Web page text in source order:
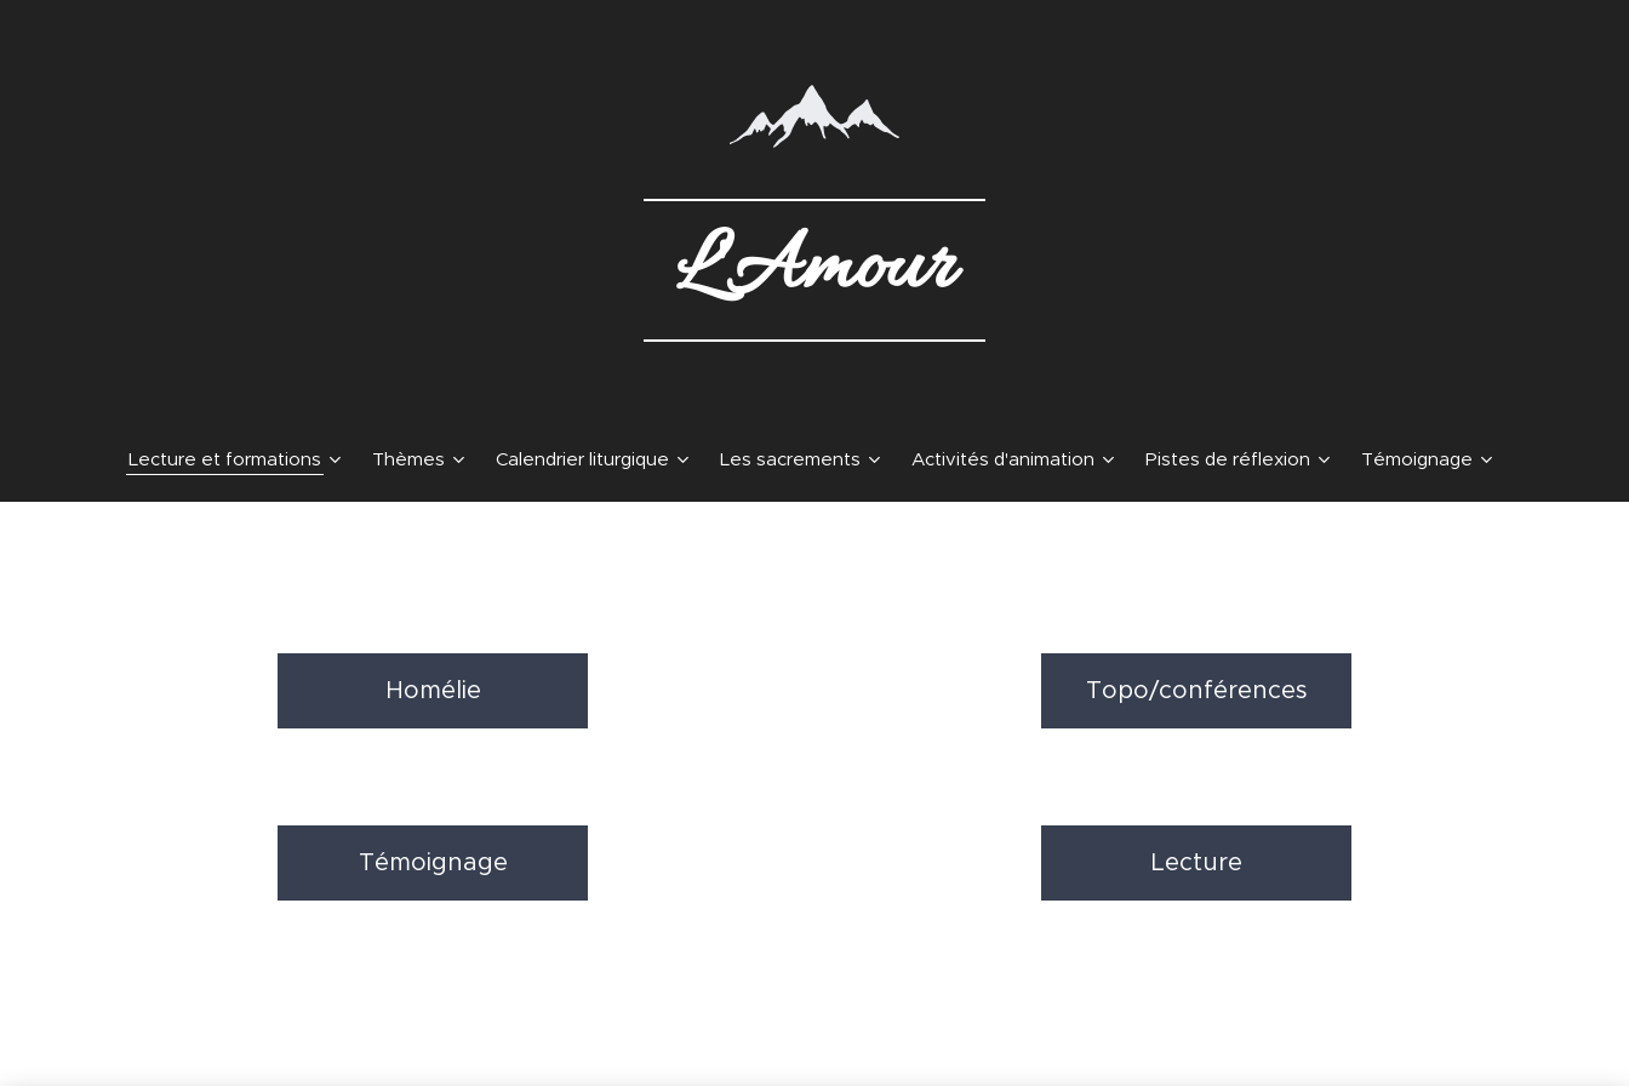
L'Amour
Lecture et formations Thèmes Calendrier liturgique Les sacrements Activités d'animation Pistes de réflexion Témoignage
Homélie Topo/conférences
Témoignage Lecture